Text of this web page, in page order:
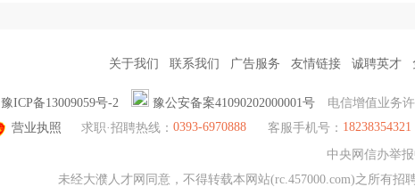
关于我们 联系我们 广告服务 友情链接 诚聘英才
豫ICP备13009059号-2 豫公安备案41090202000001号 电信增值业务
营业执照
求职·招聘热线： 0393-6970888 客服手机号： 18238354321
中央网信办举
未经大濮人才网同意，不得转载本网站(rc.457000.com)之所有